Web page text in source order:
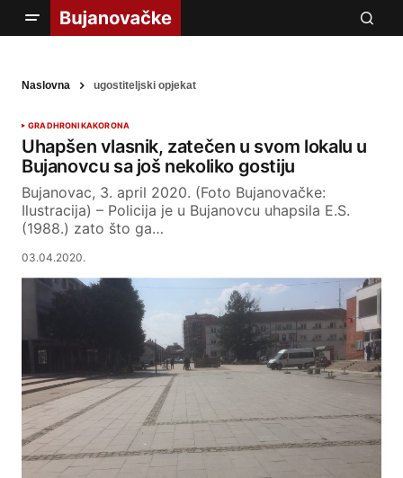
Naslovna ugostiteljski opjekat
GRADHRONIKAKORONA
Uhapšen vlasnik, zatečen u svom lokalu u
Bujanovcu sa još nekoliko gostiju
Bujanovac, 3. april 2020. (Foto Bujanovačke:
Ilustracija) – Policija je u Bujanovcu uhapsila E.S.
(1988.) zato što ga…
03.04.2020.